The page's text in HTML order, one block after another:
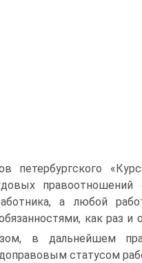
петербургского
правоотношений
а любой
как раз и
в дальнейшем
статусом